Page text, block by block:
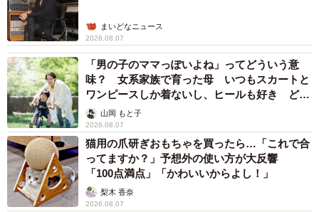
まいどなニュース
2026.08.07
「男の子のママっぽいよね」ってどういう意
味？ 女系家族で育った母 いつもスカートと
ワンピースしか着ないし、ヒールも好き どの
へんが…
山岡 もと子
2026.08.07
猫用の爪研ぎおもちゃを買ったら…「これで合
ってますか？」予想外の使い方が大反響
「100点満点」「かわいいからよし！」
梨木 香奈
2026.08.07